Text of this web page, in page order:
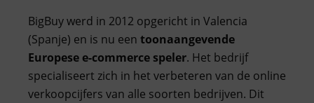
BigBuy werd in 2012 opgericht in Valencia
(Spanje) en is nu een toonaangevende
Europese e-commerce speler. Het bedrijf
specialiseert zich in het verbeteren van de online
verkoopcijfers van alle soorten bedrijven. Dit